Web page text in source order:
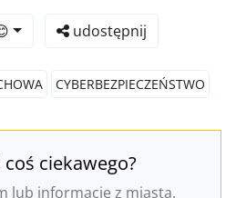
udostępnij
CYBERBEZPIECZEŃSTWO
coś ciekawego?
lub informację z miasta.